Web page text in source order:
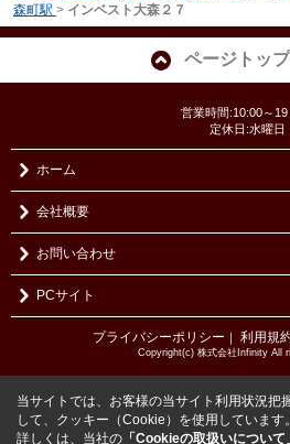
森町駅 > インベスト大森２７
ページトッ
営業時間:10:00～19
定休日:水曜日
ホーム
会社概要
お問い合わせ
PCサイト
プライバシーポリシー 利用規
Copyright(c) 株式会社Infinity All
当サイトでは、お客様の当サイト利用状況把
して、クッキー（Cookie）を使用しています。
詳しくは、当社の 「Cookieの取扱いについて